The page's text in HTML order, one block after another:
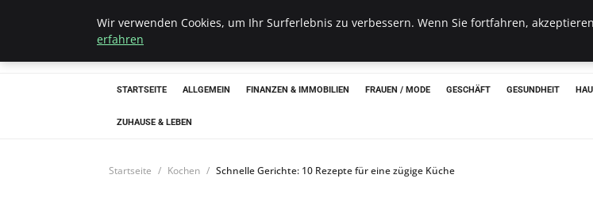
Bistro Grammophon
STARTSEITE ALLGEMEIN FINANZEN & IMMOBILIEN FRAUEN / MODE GESCHÄFT GESUNDHEIT
ZUHAUSE & LEBEN
Startseite Kochen Schnelle Gerichte: 10 Rezepte für eine zügige Küche
Wir verwenden Cookies, um Ihr Surferlebnis zu verbessern. Wenn Sie fortfahren,
erfahren